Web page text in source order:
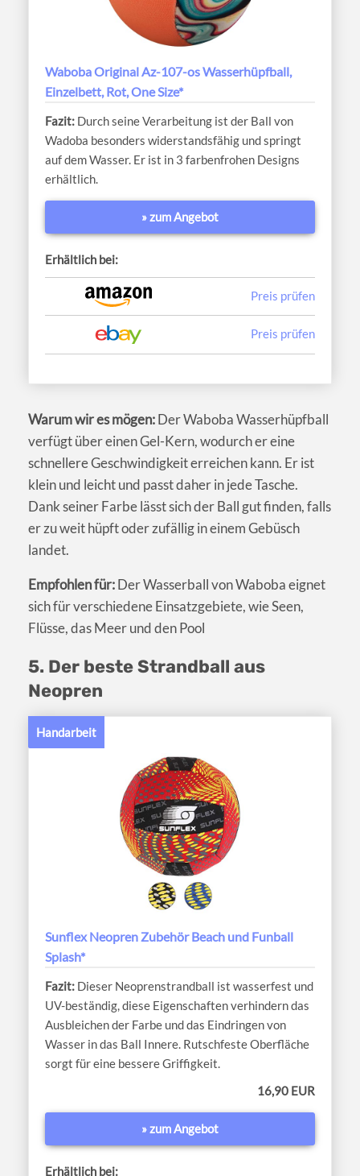
Waboba Original Az-107-os Wasserhüpfball,
Einzelbett, Rot, One Size*
Durch seine Verarbeitung ist der Ball von
Wadoba besonders widerstandsfähig und springt
auf dem Wasser. Er ist in 3 farbenfrohen Designs
erhältlich.
» zum Angebot
Erhältlich bei:
Preis prüfen
Preis prüfen
Warum wir es mögen:Der Waboba Wasserhüpfball
verfügt über einen Gel-Kern, wodurch er eine
schnellere Geschwindigkeit erreichen kann. Er ist
klein und leicht und passt daher in jede Tasche.
Dank seiner Farbe lässt sich der Ball gut finden, falls
er zu weit hüpft oder zufällig in einem Gebüsch
landet.
Empfohlen für:Der Wasserball von Waboba eignet
sich für verschiedene Einsatzgebiete, wie Seen,
Flüsse, das Meer und den Pool
5. Der beste Strandball aus
Neopren
Handarbeit
Sunflex Neopren Zubehör Beach und Funball
Splash*
Dieser Neoprenstrandball ist wasserfest und
UV-beständig, diese Eigenschaften verhindern das
Ausbleichen der Farbe und das Eindringen von
Wasser in das Ball Innere. Rutschfeste Oberfläche
sorgt für eine bessere Griffigkeit.
16,90 EUR
» zum Angebot
Erhältlich bei: